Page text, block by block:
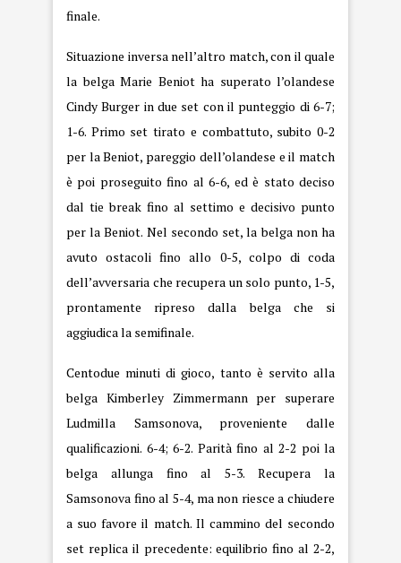
finale.
Situazione inversa nell’altro match, con il quale
la belga Marie Beniot ha superato l’olandese
Cindy Burger in due set con il punteggio di 6-7;
1-6. Primo set tirato e combattuto, subito 0-2
per la Beniot, pareggio dell’olandese e il match
è poi proseguito fino al 6-6, ed è stato deciso
dal tie break fino al settimo e decisivo punto
per la Beniot. Nel secondo set, la belga non ha
avuto ostacoli fino allo 0-5, colpo di coda
dell’avversaria che recupera un solo punto, 1-5,
prontamente ripreso dalla belga che si
aggiudica la semifinale.
Centodue minuti di gioco, tanto è servito alla
belga Kimberley Zimmermann per superare
Ludmilla Samsonova, proveniente dalle
qualificazioni. 6-4; 6-2. Parità fino al 2-2 poi la
belga allunga fino al 5-3. Recupera la
Samsonova fino al 5-4, ma non riesce a chiudere
a suo favore il match. Il cammino del secondo
set replica il precedente: equilibrio fino al 2-2,